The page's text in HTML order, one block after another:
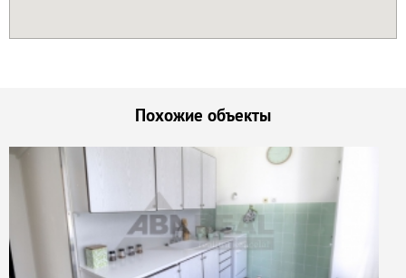
Похожие объекты